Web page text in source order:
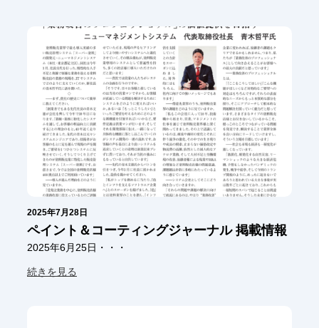
2025年7月28日
ペイント＆コーティングジャーナル 掲載情報
2025年6月25日・・・
続きを見る